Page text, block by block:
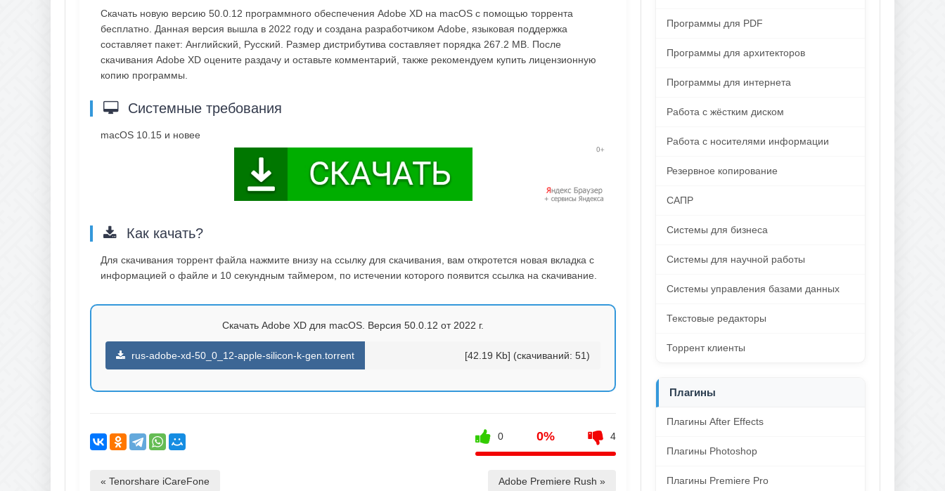
Скачать новую версию 50.0.12 программного обеспечения Adobe XD на macOS с помощью торрента
бесплатно. Данная версия вышла в 2022 году и создана разработчиком Adobe, языковая поддержка
составляет пакет: Английский, Русский. Размер дистрибутива составляет порядка 267.2 MB. После
скачивания Adobe XD оцените раздачу и оставьте комментарий, также рекомендуем купить лицензионную
копию программы.
Системные требования
macOS 10.15 и новее
Как качать?
Для скачивания торрент файла нажмите внизу на ссылку для скачивания, вам откротется новая вкладка с
информацией о файле и 10 секундным таймером, по истечении которого появится ссылка на скачивание.
Скачать Adobe XD для macOS. Версия 50.0.12 от 2022 г.
rus-adobe-xd-50_0_12-apple-silicon-k-gen.torrent [42.19 Kb] (cкачиваний: 51)
0 0% 4
« Tenorshare iCareFone Adobe Premiere Rush »
Программы для PDF
Программы для архитекторов
Программы для интернета
Работа с жёстким диском
Работа с носителями информации
Резервное копирование
САПР
Системы для бизнеса
Системы для научной работы
Системы управления базами данных
Текстовые редакторы
Торрент клиенты
Плагины
Плагины After Effects
Плагины Photoshop
Плагины Premiere Pro